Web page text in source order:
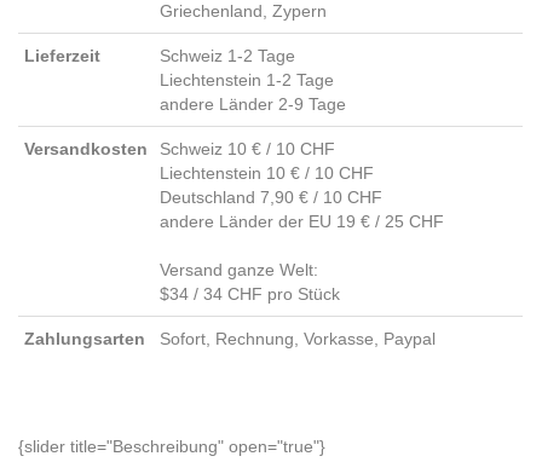
Griechenland, Zypern
Lieferzeit
Schweiz 1-2 Tage
Liechtenstein 1-2 Tage
andere Länder 2-9 Tage
Versandkosten
Schweiz 10 € / 10 CHF
Liechtenstein 10 € / 10 CHF
Deutschland 7,90 € / 10 CHF
andere Länder der EU 19 € / 25 CHF
Versand ganze Welt:
$34 / 34 CHF pro Stück
Zahlungsarten Sofort, Rechnung, Vorkasse, Paypal
{slider title="Beschreibung" open="true"}